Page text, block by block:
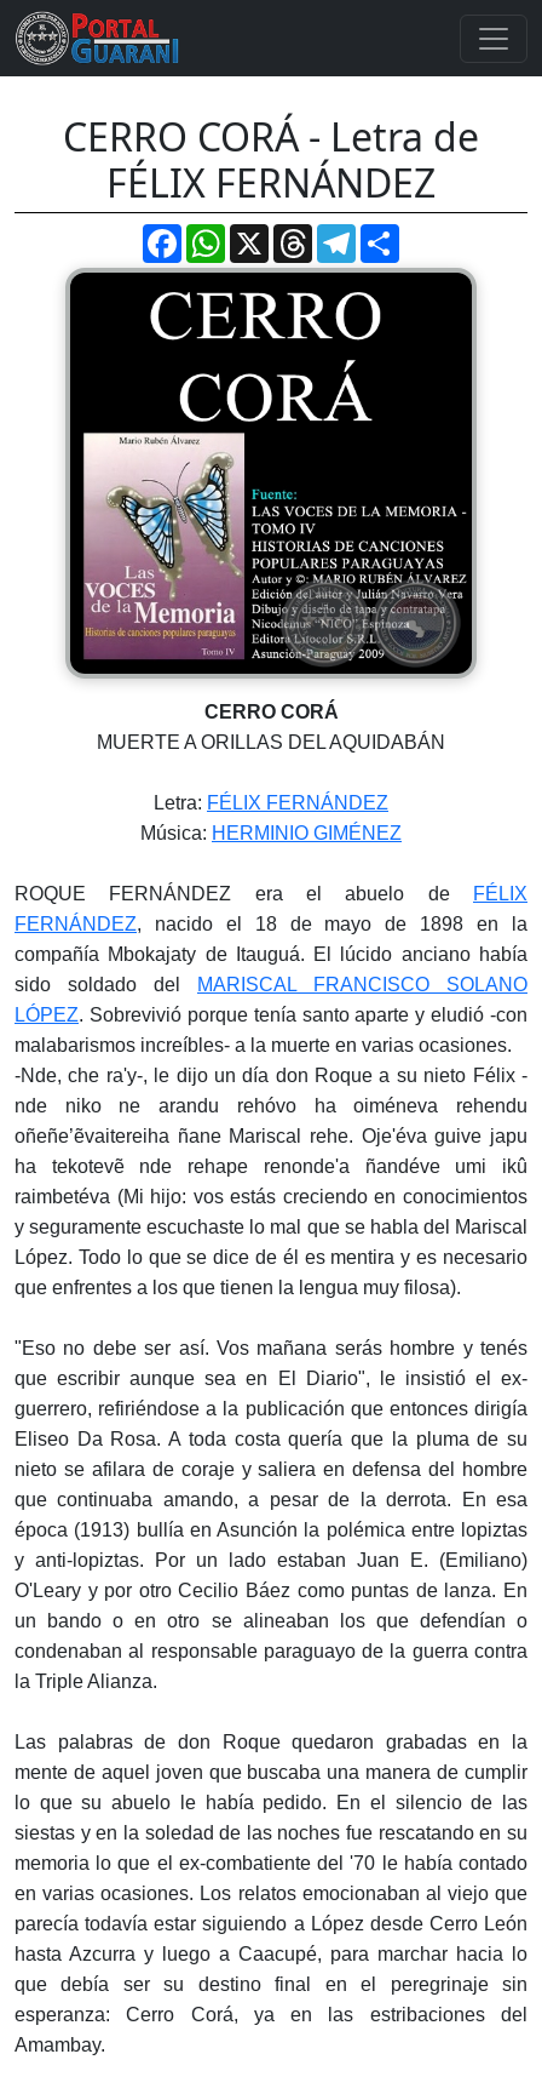
CERRO CORÁ - Letra de
FÉLIX FERNÁNDEZ
FacebookWhatsApp
X ThreadsTelegram
CERRO CORÁ
MUERTE A ORILLAS DEL AQUIDABÁN
Letra: FÉLIX FERNÁNDEZ
Música: HERMINIO GIMÉNEZ
ROQUE FERNÁNDEZ era el abuelo de
FÉLIX
FERNÁNDEZ, nacido el 18 de mayo de 1898 en la
compañía Mbokajaty de Itauguá. El lúcido anciano había
sido soldado del
MARISCAL FRANCISCO SOLANO
LÓPEZ. Sobrevivió porque tenía santo aparte y eludió -con
malabarismos increíbles- a la muerte en varias ocasiones.
-Nde, che ra'y-, le dijo un día don Roque a su nieto Félix -
nde niko ne arandu rehóvo ha oiméneva rehendu
oñeñe’ẽvaitereiha ñane Mariscal rehe. Oje'éva guive japu
ha tekotevẽ nde rehape renonde'a ñandéve umi ikû
raimbetéva (Mi hijo: vos estás creciendo en conocimientos
y seguramente escuchaste lo mal que se habla del Mariscal
López. Todo lo que se dice de él es mentira y es necesario
que enfrentes a los que tienen la lengua muy filosa).
"Eso no debe ser así. Vos mañana serás hombre y tenés
que escribir aunque sea en El Diario", le insistió el ex-
guerrero, refiriéndose a la publicación que entonces dirigía
Eliseo Da Rosa. A toda costa quería que la pluma de su
nieto se afilara de coraje y saliera en defensa del hombre
que continuaba amando, a pesar de la derrota. En esa
época (1913) bullía en Asunción la polémica entre lopiztas
y anti-lopiztas. Por un lado estaban Juan E. (Emiliano)
O'Leary y por otro Cecilio Báez como puntas de lanza. En
un bando o en otro se alineaban los que defendían o
condenaban al responsable paraguayo de la guerra contra
la Triple Alianza.
Las palabras de don Roque quedaron grabadas en la
mente de aquel joven que buscaba una manera de cumplir
lo que su abuelo le había pedido. En el silencio de las
siestas y en la soledad de las noches fue rescatando en su
memoria lo que el ex-combatiente del '70 le había contado
en varias ocasiones. Los relatos emocionaban al viejo que
parecía todavía estar siguiendo a López desde Cerro León
hasta Azcurra y luego a Caacupé, para marchar hacia lo
que debía ser su destino final en el peregrinaje sin
esperanza: Cerro Corá, ya en las estribaciones del
Amambay.